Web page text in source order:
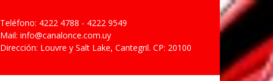
Teléfono: 4222 4788 - 4222 9549
Mail: info@canalonce.com.uy
Dirección: Louvre y Salt Lake, Cantegril. CP: 20100